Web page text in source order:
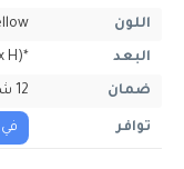
اللون
البعد *mm (L x W x H)
ضمان 12 شهرا
توافر في